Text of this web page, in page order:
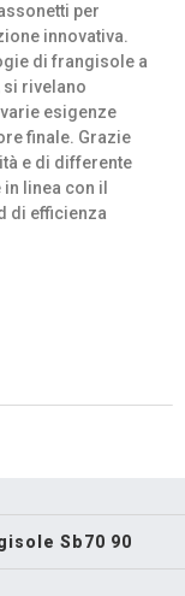
per
innovativa.
di frangisole a
si rivelano
esigenze
finale. Grazie
e di differente
linea con il
di efficienza
Sb70 90